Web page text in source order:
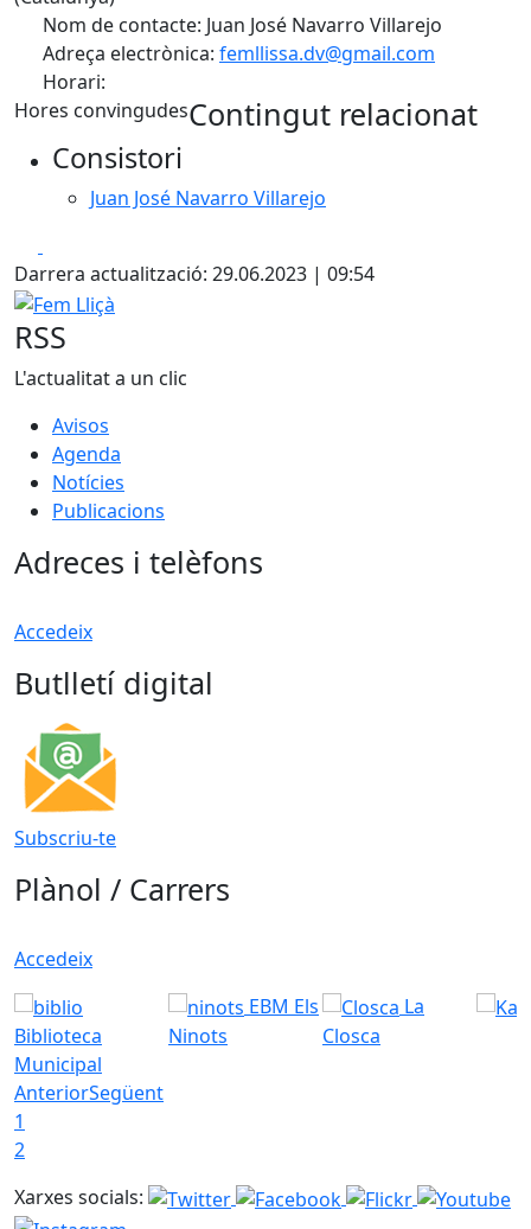
Nom de contacte: Juan José Navarro Villarejo
Adreça electrònica: femllissa.dv@gmail.com
Horari:
Hores convingudesContingut relacionat
Consistori
Juan José Navarro Villarejo
Darrera actualització: 29.06.2023 | 09:54
Fem Lliçà
RSS
L'actualitat a un clic
Avisos
Agenda
Notícies
Publicacions
Adreces i telèfons
Accedeix
Butlletí digital
Subscriu-te
Plànol / Carrers
Accedeix
Biblioteca
Municipal
EBM Els
Ninots
La
Closca
AnteriorSegüent
1
2
Xarxes socials: